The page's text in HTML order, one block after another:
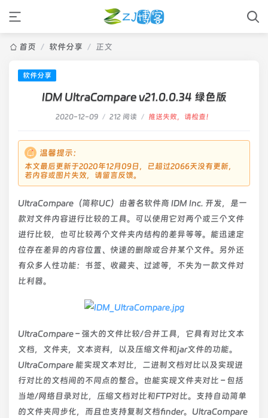
首页 / 软件分享 / 正文
软件分享
IDM UltraCompare v21.0.0.34 绿色版
2020-12-09 / 212 阅读 / 推送失败，请检查！
温馨提示：
本文最后更新于2020年12月09日，已超过2066天没有更新，
若内容或图片失效，请留言反馈。
UltraCompare（简称UC）由著名软件商 IDM Inc. 开发，是一
款对文件内容进行比较的工具。可以使用它对两个或三个文件
进行比较，也可比较两个文件夹内结构的差异等等。能迅速定
位存在差异的内容位置、快速的删除或合并某个文件。另外还
有众多人性功能：书签、收藏夹、过滤等，不失为一款文件对
比利器。
UltraCompare – 强大的文件比较/合并工具，它具有对比文本
文档，文件夹，文本资料，以及压缩文件和jar文件的功能。
UltraCompare 能实现文本对比，二进制文档对比以及实现进
行对比的文档间的不同点的整合。也能实现文件夹对比 – 包括
当地/网络目录对比，压缩文档对比和FTP对比。支持自动简单
的文件夹同步化，而且也支持复制文档finder。UltraCompare